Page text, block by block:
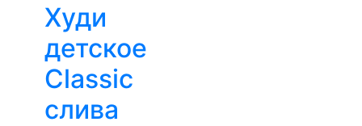
Худи
детское
Classic
слива